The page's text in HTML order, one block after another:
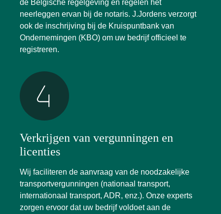
de Belgische regelgeving en regelen het
neerleggen ervan bij de notaris. J.Jordens verzorgt
ook de inschrijving bij de Kruispuntbank van
Ondernemingen (KBO) om uw bedrijf officieel te
registreren.
Verkrijgen van vergunningen en
licenties
Wij faciliteren de aanvraag van de noodzakelijke
transportvergunningen (nationaal transport,
internationaal transport, ADR, enz.). Onze experts
zorgen ervoor dat uw bedrijf voldoet aan de